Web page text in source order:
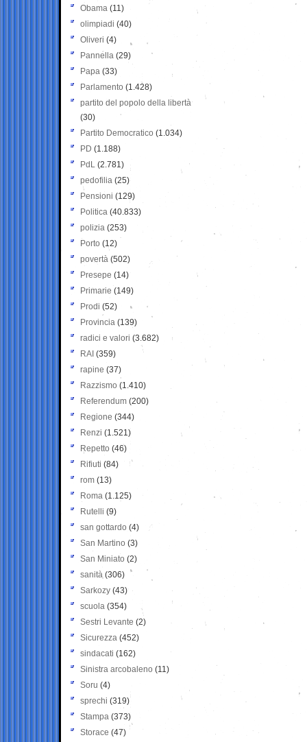
Obama (11)
olimpiadi (40)
Oliveri (4)
Pannella (29)
Papa (33)
Parlamento (1.428)
partito del popolo della libertà
(30)
Partito Democratico (1.034)
PD (1.188)
PdL (2.781)
pedofilia (25)
Pensioni (129)
Politica (40.833)
polizia (253)
Porto (12)
povertà (502)
Presepe (14)
Primarie (149)
Prodi (52)
Provincia (139)
radici e valori (3.682)
RAI (359)
rapine (37)
Razzismo (1.410)
Referendum (200)
Regione (344)
Renzi (1.521)
Repetto (46)
Rifiuti (84)
rom (13)
Roma (1.125)
Rutelli (9)
san gottardo (4)
San Martino (3)
San Miniato (2)
sanità (306)
Sarkozy (43)
scuola (354)
Sestri Levante (2)
Sicurezza (452)
sindacati (162)
Sinistra arcobaleno (11)
Soru (4)
sprechi (319)
Stampa (373)
Storace (47)